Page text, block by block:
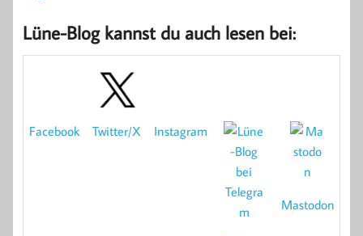
Lüne-Blog kannst du auch lesen bei:
Facebook Twitter/X Instagram
Mastodon